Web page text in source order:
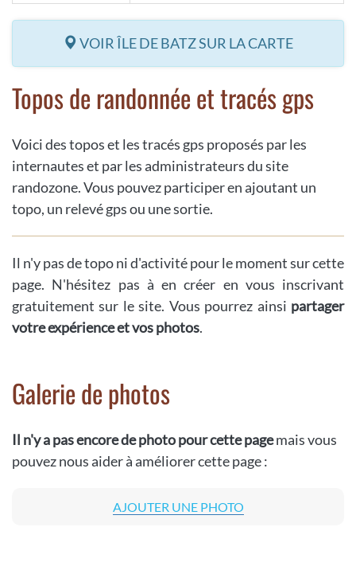
VOIR ÎLE DE BATZ SUR LA CARTE
Topos de randonnée et tracés gps
Voici des topos et les tracés gps proposés par les
internautes et par les administrateurs du site
randozone. Vous pouvez participer en ajoutant un
topo, un relevé gps ou une sortie.
Il n'y pas de topo ni d'activité pour le moment sur cette
page. N'hésitez pas à en créer en vous inscrivant
gratuitement sur le site. Vous pourrez ainsi partager
votre expérience et vos photos.
Galerie de photos
Il n'y a pas encore de photo pour cette pagemais vous
pouvez nous aider à améliorer cette page :
AJOUTER UNE PHOTO